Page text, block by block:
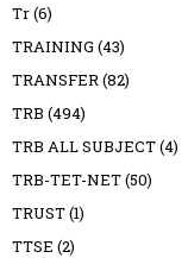
Tr(6)
TRAINING (43)
TRANSFER(82)
TRB (494)
TRB ALL SUBJECT(4)
TRB-TET-NET(50)
TRUST(1)
TTSE (2)